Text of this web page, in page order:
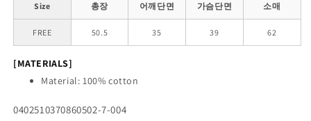
Size 총장 어깨단면 가슴단면 소매
FREE 50.5 35 39 62
[MATERIALS]
Material: 100% cotton
SKU:
0402510370860502-7-004